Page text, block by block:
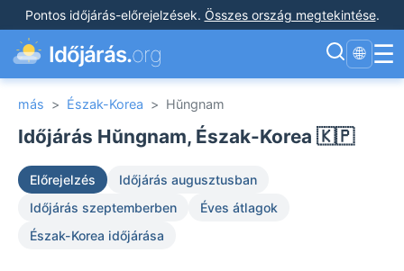
Pontos időjárás-előrejelzések. Összes ország megtekintése.
Időjárás.org 🌐 ☰
más > Észak-Korea > Hŭngnam
Időjárás Hŭngnam, Észak-Korea 🇰🇵
Előrejelzés
Időjárás augusztusban
Időjárás szeptemberben
Éves átlagok
Észak-Korea időjárása